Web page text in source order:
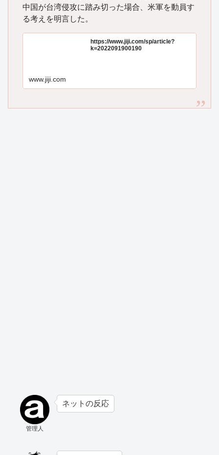
中国が台湾侵攻に踏み切った場合、米軍を動員す
る考えを明言した。
https://www.jiji.com/sp/article?
k=2022091900190
www.jiji.com
管理人
ネットの反応